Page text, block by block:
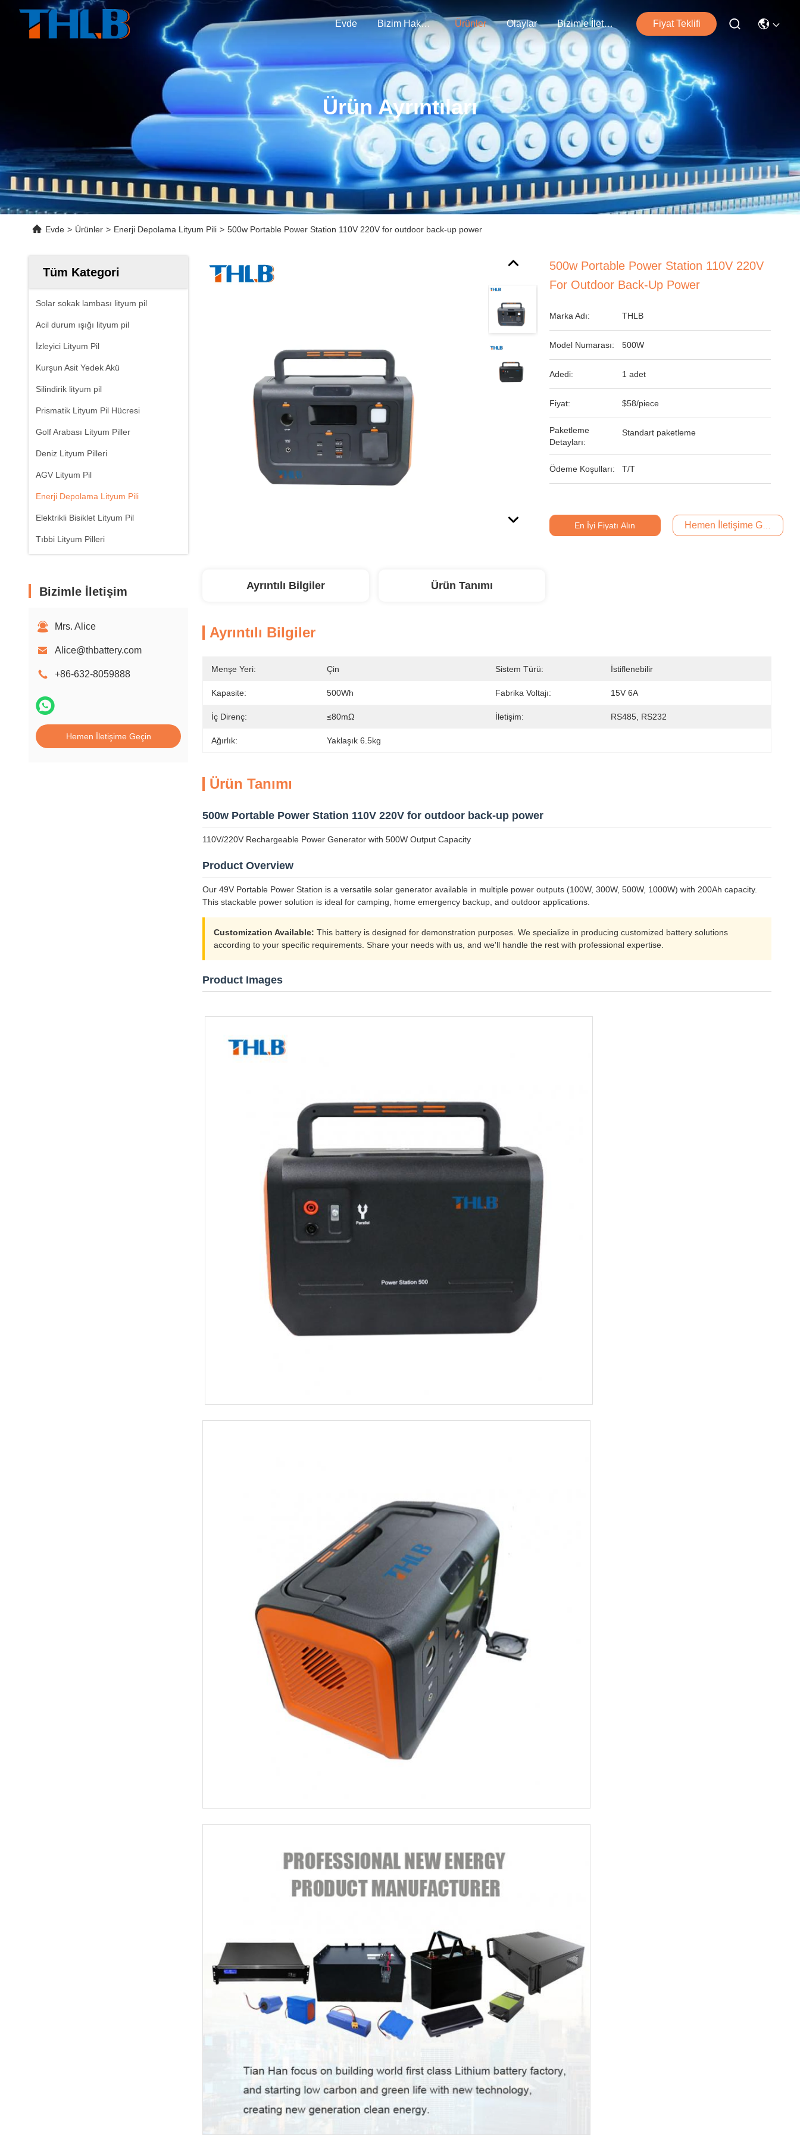
Evde Bizim Hakkımızda Ürünler Olaylar Bizimle İletişim Fiyat Teklifi
Ürün Ayrıntıları
Evde > Ürünler > Enerji Depolama Lityum Pili > 500w Portable Power Station 110V 220V for outdoor back-up power
Tüm Kategori
Solar sokak lambası lityum pil
Acil durum ışığı lityum pil
İzleyici Lityum Pil
Kurşun Asit Yedek Akü
Silindirik lityum pil
Prismatik Lityum Pil Hücresi
Golf Arabası Lityum Piller
Deniz Lityum Pilleri
AGV Lityum Pil
Enerji Depolama Lityum Pili
Elektrikli Bisiklet Lityum Pil
Tıbbi Lityum Pilleri
Bizimle İletişim
Mrs. Alice
Alice@thbattery.com
+86-632-8059888
Hemen İletişime Geçin
500w Portable Power Station 110V 220V
For Outdoor Back-Up Power
Marka Adı: THLB
Model Numarası: 500W
Adedi: 1 adet
Fiyat: $58/piece
Paketleme
Detayları:
Standart paketleme
Ödeme Koşulları: T/T
En İyi Fiyatı Alın Hemen İletişime Geçin
Ayrıntılı Bilgiler Ürün Tanımı
Ayrıntılı Bilgiler
Menşe Yeri: Çin Sistem Türü: İstiflenebilir
Kapasite: 500Wh Fabrika Voltajı: 15V 6A
İç Direnç: ≤80mΩ İletişim: RS485, RS232
Ağırlık: Yaklaşık 6.5kg
Ürün Tanımı
500w Portable Power Station 110V 220V for outdoor back-up power
110V/220V Rechargeable Power Generator with 500W Output Capacity
Product Overview
Our 49V Portable Power Station is a versatile solar generator available in multiple power outputs (100W, 300W, 500W, 1000W) with 200Ah capacity.
This stackable power solution is ideal for camping, home emergency backup, and outdoor applications.
Customization Available: This battery is designed for demonstration purposes. We specialize in producing customized battery solutions
according to your specific requirements. Share your needs with us, and we'll handle the rest with professional expertise.
Product Images